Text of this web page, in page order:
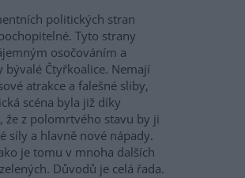
politických stran
Tyto strany
osočováním a
Čtyřkoalice. Nemají
atrakce a falešné sliby,
scéna byla již díky
že z polomrtvého stavu by ji
síly a hlavně nové nápady.
je tomu v mnoha dalších
Důvodů je celá řada.